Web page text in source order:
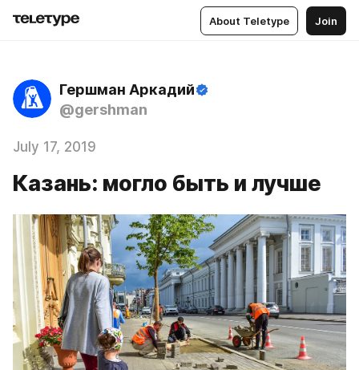
About Teletype Join
Гершман Аркадий
@gershman
July 17, 2019
Казань: могло быть и лучше